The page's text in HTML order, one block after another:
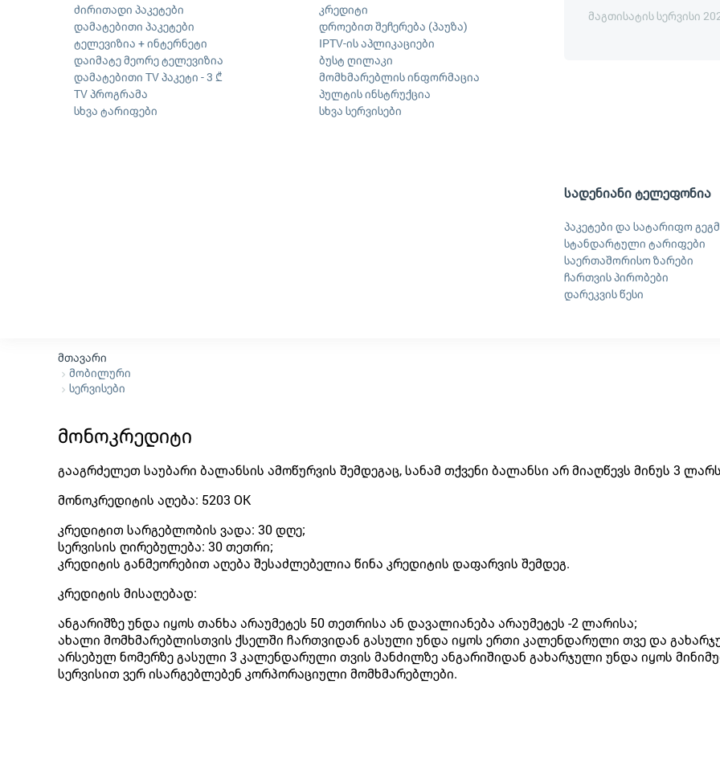
ძირითადი პაკეტები
დამატებითი პაკეტები
ტელევიზია + ინტერნეტი
დაიმატე მეორე ტელევიზია
დამატებითი TV პაკეტი - 3 ₾
TV პროგრამა
სხვა ტარიფები
კრედიტი
დროებით შეჩერება (პაუზა)
IPTV-ის აპლიკაციები
ბუსტ ღილაკი
მომხმარებლის ინფორმაცია
პულტის ინსტრუქცია
სხვა სერვისები
მაგთისატის სერვისი
სადენიანი ტელეფონია
პაკეტები და სატარიფო
სტანდარტული ტარიფები
საერთაშორისო ზარები
ჩართვის პირობები
დარეკვის წესი
მთავარი
მობილური
სერვისები
მონოკრედიტი
გააგრძელეთ საუბარი ბალანსის ამოწურვის შემდეგაც, სანამ თქვენი ბალანსი არ მიაღწევს მინუს 3
მონოკრედიტის აღება: 5203 OK
კრედიტით სარგებლობის ვადა: 30 დღე;
სერვისის ღირებულება: 30 თეთრი;
კრედიტის განმეორებით აღება შესაძლებელია წინა კრედიტის დაფარვის შემდეგ.
კრედიტის მისაღებად:
ანგარიშზე უნდა იყოს თანხა არაუმეტეს 50 თეთრისა ან დავალიანება არაუმეტეს -2 ლარისა;
ახალი მომხმარებლისთვის ქსელში ჩართვიდან გასული უნდა იყოს ერთი კალენდარული თვე და
არსებულ ნომერზე გასული 3 კალენდარული თვის მანძილზე ანგარიშიდან გახარჯული უნდა იყოს
სერვისით ვერ ისარგებლებენ კორპორაციული მომხმარებლები.